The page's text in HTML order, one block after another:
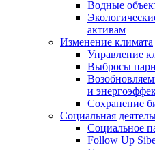
Водные
активам
Изменение климата
Управление
Выбросы
и
Сохранение
Социальная
Социальное
Follow Up